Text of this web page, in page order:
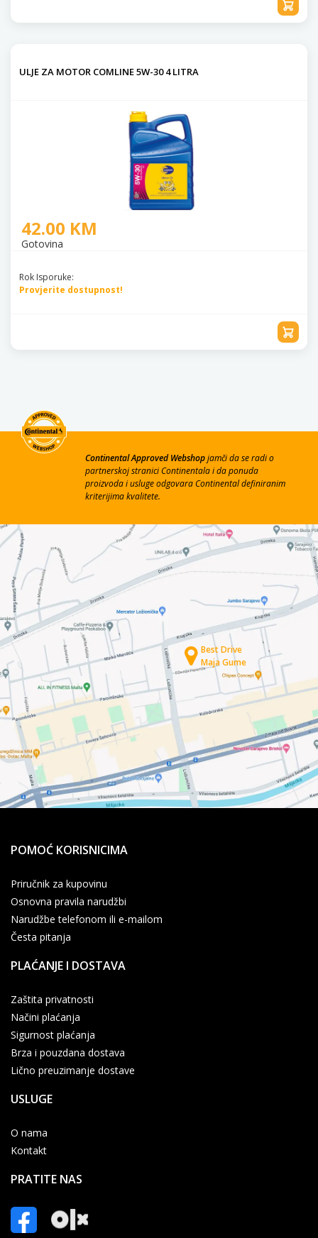
ULJE ZA MOTOR COMLINE 5W-30 4 LITRA
42.00 KM
Gotovina
Rok Isporuke:
Provjerite dostupnost!
Continental Approved Webshopjamči da se radi o
partnerskoj stranici Continentala i da ponuda
proizvoda i usluge odgovara Continental definiranim
kriterijima kvalitete.
Best Drive
Maja Gume
POMOĆ KORISNICIMA
Priručnik za kupovinu
Osnovna pravila narudžbi
Narudžbe telefonom ili e-mailom
Česta pitanja
PLAĆANJE I DOSTAVA
Zaštita privatnosti
Načini plaćanja
Sigurnost plaćanja
Brza i pouzdana dostava
Lično preuzimanje dostave
USLUGE
O nama
Kontakt
PRATITE NAS